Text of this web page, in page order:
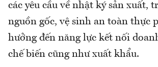
các yêu cầu về nhật ký sản xuất,
nguồn gốc, vệ sinh an toàn thực
hưởng đến năng lực kết nối
chế biến cũng như xuất khẩu.